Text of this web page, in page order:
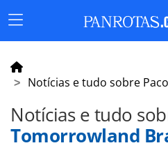
Menu
Principal
Notícias e tudo sobre
Notícias e tudo
Tomorrowland